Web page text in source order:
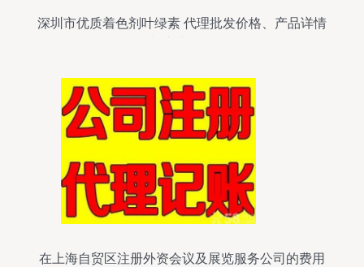
深圳市优质着色剂叶绿素 代理批发价格、产品详情
在上海自贸区注册外资会议及展览服务公司的费用